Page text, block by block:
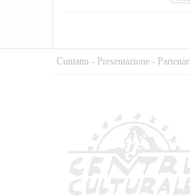
Cuntattu - Presentazione -